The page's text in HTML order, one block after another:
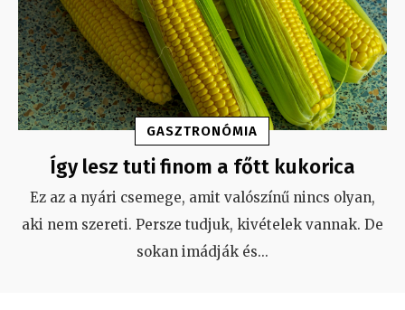
GASZTRONÓMIA
Így lesz tuti finom a főtt kukorica
Ez az a nyári csemege, amit valószínű nincs olyan,
aki nem szereti. Persze tudjuk, kivételek vannak. De
sokan imádják és...